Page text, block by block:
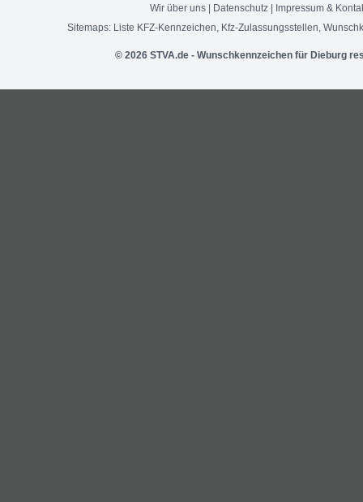
Wir über uns Datenschutz
Impressum &
Sitemaps: Liste KFZ-Kennzeichen, Kfz-Zulassungsstellen,
© 2026 STVA.de - Wunschkennzeichen für Dieburg